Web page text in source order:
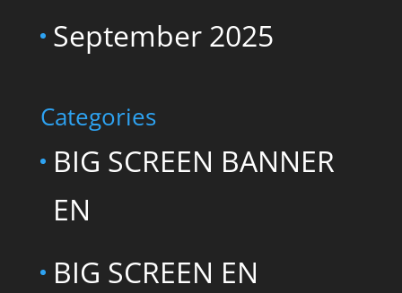
September 2025
Categories
BIG SCREEN BANNER
EN
BIG SCREEN EN